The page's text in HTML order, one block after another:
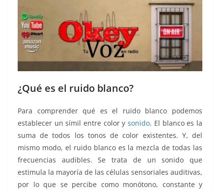
¿Qué es el ruido blanco?
Para comprender qué es el ruido blanco podemos
establecer un símil entre color ysonido. El blanco es la
suma de todos los tonos de color existentes. Y, del
mismo modo, el ruido blanco es la mezcla de todas las
frecuencias audibles. Se trata de un sonido que
estimula la mayoría de las células sensoriales auditivas,
por lo que se percibe como monótono, constante y